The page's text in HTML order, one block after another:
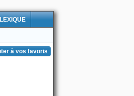
LEXIQUE